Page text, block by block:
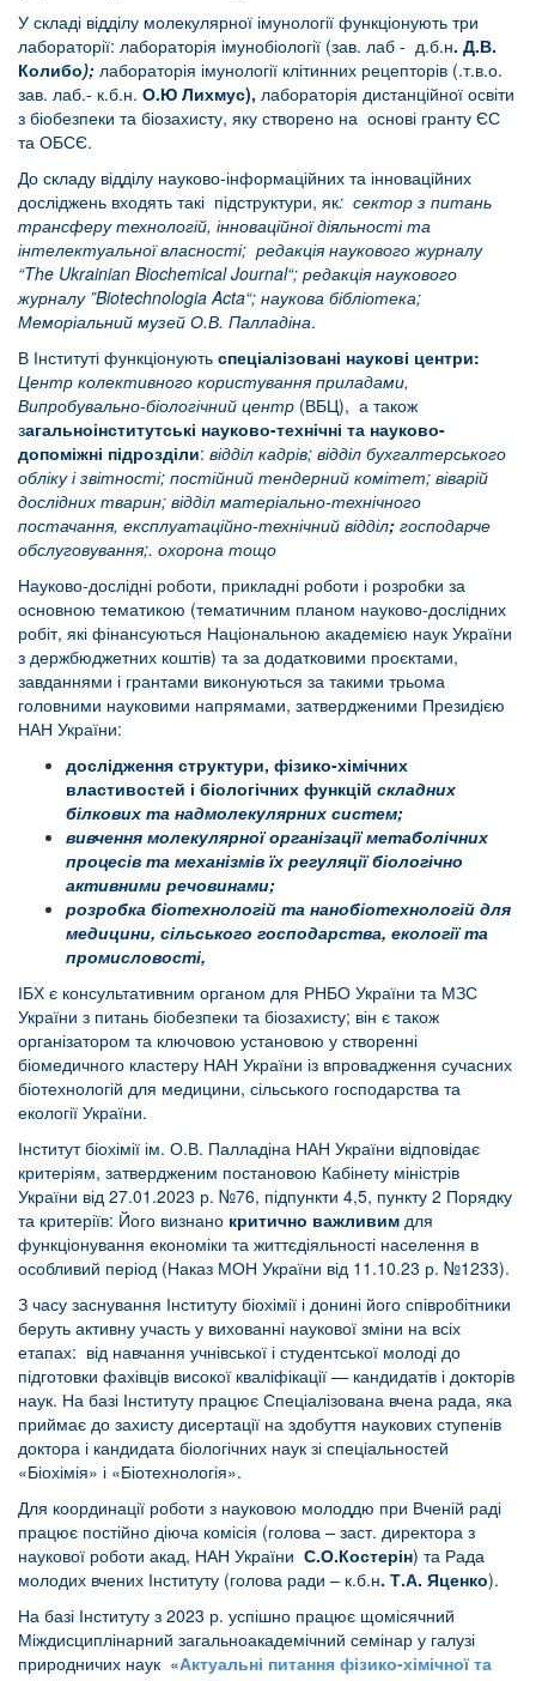
У складі відділу молекулярної імунології функціонують три
лабораторії: лабораторія імунобіології (зав. лаб - д.б.н. Д.В.
Колибо); лабораторія імунології клітинних рецепторів (.т.в.о.
зав. лаб.- к.б.н. О.Ю Лихмус), лабораторія дистанційної освіти
з біобезпеки та біозахисту, яку створено на основі гранту ЄС
та ОБСЄ.
До складу відділу науково-інформаційних та інноваційних
досліджень входять такі підструктури, як: сектор з питань
трансферу технологій, інноваційної діяльності та
інтелектуальної власності; редакція наукового журналу
“The Ukrainian Biochemical Journal“; редакція наукового
журналу ”Biotechnologia Acta“; наукова бібліотека;
Меморіальний музей О.В. Палладіна.
В Інституті функціонують спеціалізовані наукові центри:
Центр колективного користування приладами,
Випробувально-біологічний центр (ВБЦ), а також
загальноінститутські науково-технічні та науково-
допоміжні підрозділи: відділ кадрів; відділ бухгалтерського
обліку і звітності; постійний тендерний комітет; віварій
дослідних тварин; відділ матеріально-технічного
постачання, експлуатаційно-технічний відділ; господарче
обслуговування;. охорона тощо
Науково-дослідні роботи, прикладні роботи і розробки за
основною тематикою (тематичним планом науково-дослідних
робіт, які фінансуються Національною академією наук України
з держбюджетних коштів) та за додатковими проєктами,
завданнями і грантами виконуються за такими трьома
головними науковими напрямами, затвердженими Президією
НАН України:
дослідження структури, фізико-хімічних
властивостей і біологічних функцій складних
білкових та надмолекулярних систем;
вивчення молекулярної організації метаболічних
процесів та механізмів їх регуляції біологічно
активними речовинами;
розробка біотехнологій та нанобіотехнологій для
медицини, сільського господарства, екології та
промисловості,
ІБХ є консультативним органом для РНБО України та МЗС
України з питань біобезпеки та біозахисту; він є також
організатором та ключовою установою у створенні
біомедичного кластеру НАН України із впровадження сучасних
біотехнологій для медицини, сільського господарства та
екології України.
Інститут біохімії ім. О.В. Палладіна НАН України відповідає
критеріям, затвердженим постановою Кабінету міністрів
України від 27.01.2023 р. №76, підпункти 4,5, пункту 2 Порядку
та критеріїв: Його визнано критично важливим для
функціонування економіки та життєдіяльності населення в
особливий період (Наказ МОН України від 11.10.23 р. №1233).
З часу заснування Інституту біохімії і донині його співробітники
беруть активну участь у вихованні наукової зміни на всіх
етапах: від навчання учнівської і студентської молоді до
підготовки фахівців високої кваліфікації — кандидатів і докторів
наук. На базі Інституту працює Спеціалізована вчена рада, яка
приймає до захисту дисертації на здобуття наукових ступенів
доктора і кандидата біологічних наук зі спеціальностей
«Біохімія» і «Біотехнологія».
Для координації роботи з науковою молоддю при Вченій раді
працює постійно діюча комісія (голова – заст. директора з
наукової роботи акад, НАН України С.О.Костерін) та Рада
молодих вчених Інституту (голова ради – к.б.н. Т.А. Яценко).
На базі Інституту з 2023 р. успішно працює щомісячний
Міждисциплінарний загальноакадемічний семінар у галузі
природничих наук «Актуальні питання фізико-хімічної та